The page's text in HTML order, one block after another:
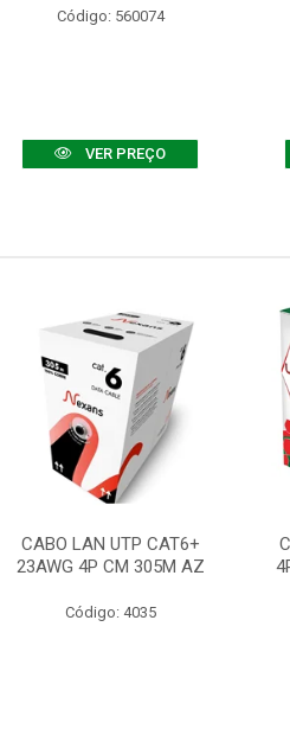
Código: 560074
VER PREÇO
CABO LAN UTP CAT6+
23AWG 4P CM 305M AZ
Código: 4035